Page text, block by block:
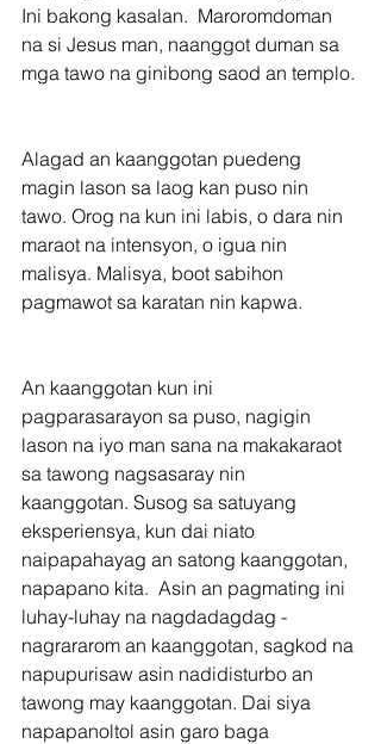
Ini bakong kasalan.  Maroromdoman
na si Jesus man, naanggot duman sa
mga tawo na ginibong saod an templo.
Alagad an kaanggotan puedeng
magin lason sa laog kan puso nin
tawo. Orog na kun ini labis, o dara nin
maraot na intensyon, o igua nin
malisya. Malisya, boot sabihon
pagmawot sa karatan nin kapwa.
An kaanggotan kun ini
pagparasarayon sa puso, nagigin
lason na iyo man sana na makakaraot
sa tawong nagsasaray nin
kaanggotan. Susog sa satuyang
eksperiensya, kun dai niato
naipapahayag an satong kaanggotan,
napapano kita.  Asin an pagmating ini
luhay-luhay na nagdadagdag -
nagrararom an kaanggotan, sagkod na
napupurisaw asin nadidisturbo an
tawong may kaanggotan. Dai siya
napapanoltol asin garo baga